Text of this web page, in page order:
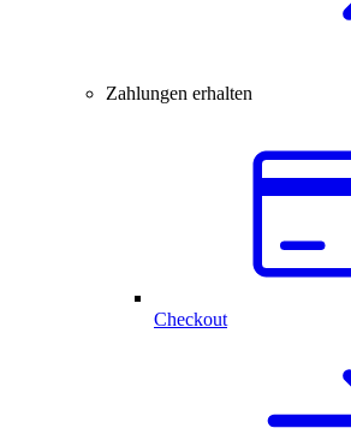
Zahlungen erhalten
Checkout